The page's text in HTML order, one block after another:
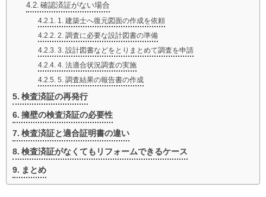
確認済証がない場合
1. 建築士へ復元図面の作成を依頼
2. 調査に必要な設計図書の準備
3. 設計図書などをとりまとめて調査を申請
4. 法適合状況調査の実施
5. 調査結果の報告書の作成
検査済証の再発行
擁壁の検査済証の必要性
検査済証と適合証明書の違い
検査済証がなくてもリフォームできるケース
まとめ